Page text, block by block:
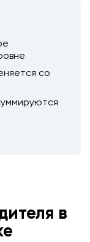
со
в